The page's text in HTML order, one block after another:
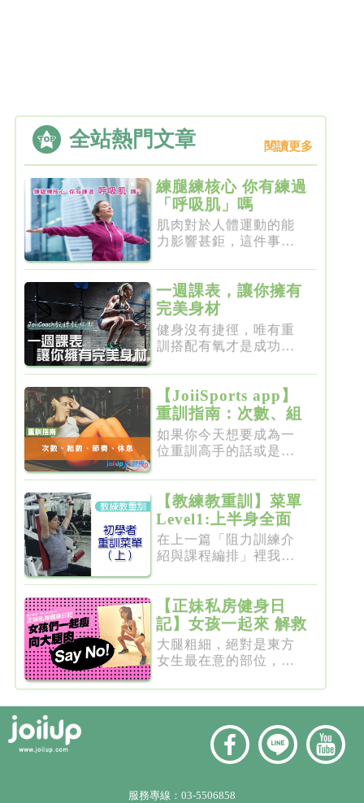
全站熱門文章 閱讀更多
練腿練核心 你有練過
「呼吸肌」嗎
肌肉對於人體運動的能
力影響甚鉅，這件事一
一週課表，讓你擁有
完美身材
健身沒有捷徑，唯有重
訓搭配有氧才是成功的
【JoiiSports app】
重訓指南：次數、組
數、節奏、休息
如果你今天想要成為一
位重訓高手的話或是想
【教練教重訓】菜單
Level1:上半身全面
增肌雕塑
在上一篇「阻力訓練介
紹與課程編排」裡我們
【正妹私房健身日
記】女孩一起來 解救
粗大腿
大腿粗細，絕對是東方
女生最在意的部位，彷
服務專線： 03-5506858